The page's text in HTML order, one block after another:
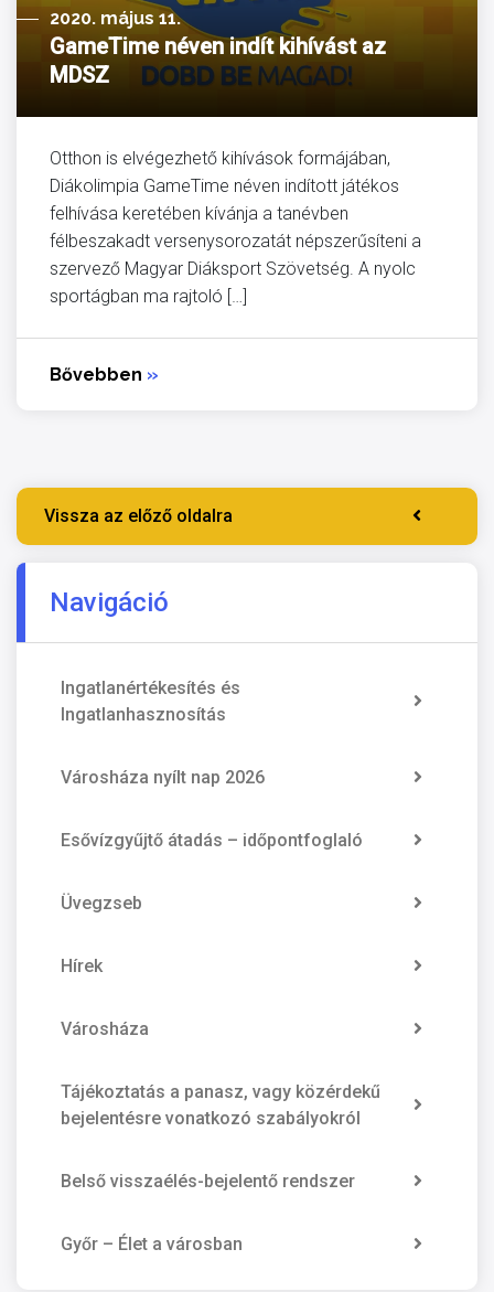
2020. május 11.
GameTime néven indít kihívást az
MDSZ
Otthon is elvégezhető kihívások formájában,
Diákolimpia GameTime néven indított játékos
felhívása keretében kívánja a tanévben
félbeszakadt versenysorozatát népszerűsíteni a
szervező Magyar Diáksport Szövetség. A nyolc
sportágban ma rajtoló […]
Bővebben »
Vissza az előző oldalra
Navigáció
Ingatlanértékesítés és
Ingatlanhasznosítás
Városháza nyílt nap 2026
Esővízgyűjtő átadás – időpontfoglaló
Üvegzseb
Hírek
Városháza
Tájékoztatás a panasz, vagy közérdekű
bejelentésre vonatkozó szabályokról
Belső visszaélés-bejelentő rendszer
Győr – Élet a városban